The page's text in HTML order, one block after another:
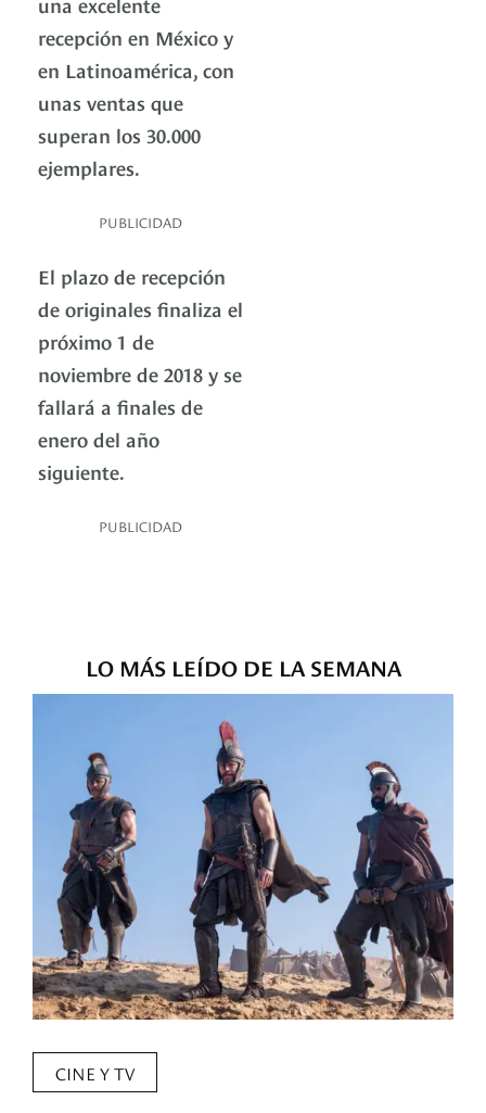
recepción en México y
en Latinoamérica, con
unas ventas que
superan los 30.000
ejemplares.
PUBLICIDAD
El plazo de recepción
de originales finaliza el
próximo 1 de
noviembre de 2018 y se
fallará a finales de
enero del año
siguiente.
PUBLICIDAD
LO MÁS LEÍDO DE LA SEMANA
CINE Y TV